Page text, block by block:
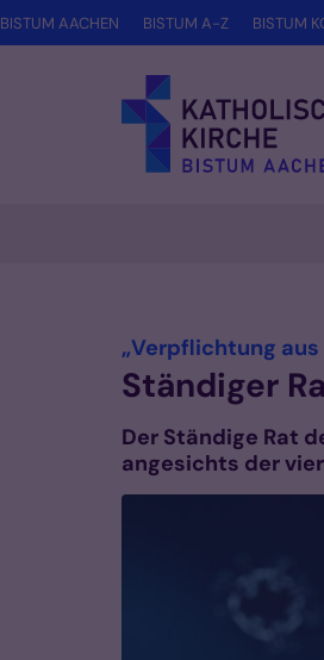
Zum Inhalt springen
BISTUM AACHEN BISTUM A-Z BISTUM
„Verpflichtung
Ständiger
Der Ständige Rat
angesichts der